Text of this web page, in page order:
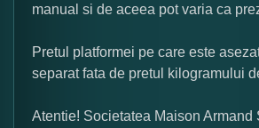
manual si de aceea pot varia ca
Pretul platformei pe care este
separat fata de pretul kilogramului
Atentie! Societatea Maison Armand